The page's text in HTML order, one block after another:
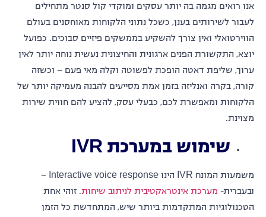
אנו רואים מגמה בה יותר עסקים ומוקדי קול סנטר מתחילים
לעבור לשירותים בענן, כשכל נתוני הלקוחות מאוחסנים בעולם
הווירטואלי ואין צורך להשקיע בממשקים פיזיים סבוכים. כפועל
יוצא, התקשורת הפנים ארגונית והחיצונית נעשית נוחה יותר לאין
ערוך, שליפת דאטה הופכת לפשוטה וקלה מאי פעם – וכשזה
קורה, בקרה ואנליזה בזמן אמת מסייעים להבנה מעמיקה יותר של
הלקוחות ומאפשרת לכם, כבעלי עסק, להציע להם חווית שירות
מצוינת.
שימוש במערכת IVR
משמעות המונח IVR הינו Interactive voice response –
ובעברית- מערכת אינטראקטיבית לניתוב שיחות. זוהי אחת
הטכנולוגיות המתקדמות ביותר שיש, המתחדשת כל הזמן